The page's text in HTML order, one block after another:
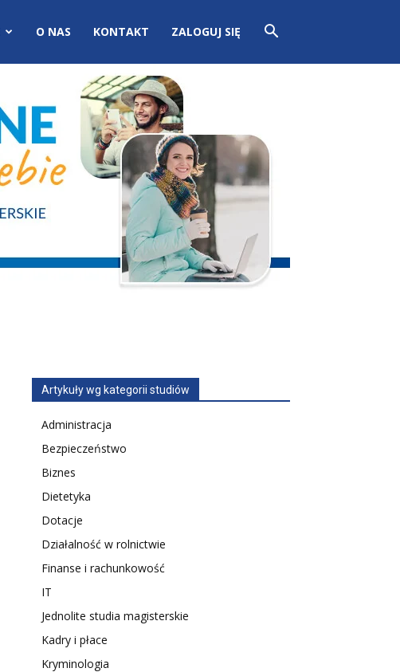
O NAS KONTAKT ZALOGUJ SIĘ
Artykuły wg kategorii studiów
Administracja
Bezpieczeństwo
Biznes
Dietetyka
Dotacje
Działalność w rolnictwie
Finanse i rachunkowość
IT
Jednolite studia magisterskie
Kadry i płace
Kryminologia